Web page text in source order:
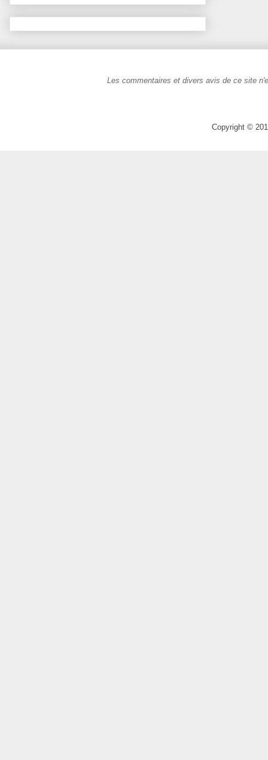
Les commentaires et divers avis de ce site
Copyright ©